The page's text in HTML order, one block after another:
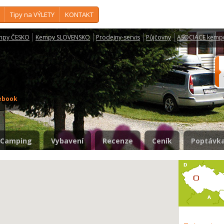
Tipy na VÝLETY KONTAKT
ČESKO Kempy SLOVENSKO Prodejny-servis Půjčovny ASOCIACE
Camping Vybavení Recenze Ceník